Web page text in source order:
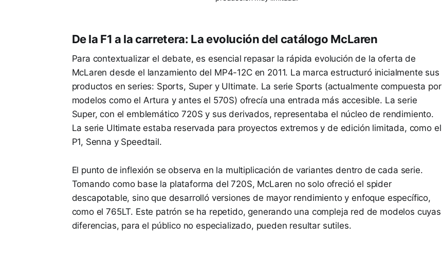
De la F1 a la carretera: La evolución del catálogo McLaren
Para contextualizar el debate, es esencial repasar la rápida evolución de la oferta de
McLaren desde el lanzamiento del MP4-12C en 2011. La marca estructuró inicialmente sus
productos en series: Sports, Super y Ultimate. La serie Sports (actualmente compuesta por
modelos como el Artura y antes el 570S) ofrecía una entrada más accesible. La serie
Super, con el emblemático 720S y sus derivados, representaba el núcleo de rendimiento.
La serie Ultimate estaba reservada para proyectos extremos y de edición limitada, como el
P1, Senna y Speedtail.
El punto de inflexión se observa en la multiplicación de variantes dentro de cada serie.
Tomando como base la plataforma del 720S, McLaren no solo ofreció el spider
descapotable, sino que desarrolló versiones de mayor rendimiento y enfoque específico,
como el 765LT. Este patrón se ha repetido, generando una compleja red de modelos cuyas
diferencias, para el público no especializado, pueden resultar sutiles.